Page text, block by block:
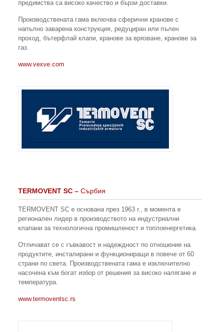
предимства са високо качество и бързи доставки.
Производствената гама включва сферични кранове с
напълно заварена конструкция, редуциран или пълен
проход, бътерфлай клапи, кранове за врязване, кранове за
газ.
www.vexve.com
TERMOVENT SC –Сърбия
TERMOVENT SC е основана през 1963 г., в момента е
регионален лидер в производството на индустриални
клапани за технологична промишленост и топлоенергетика.
Отличават се с гъвкавост и надеждност по отношение на
продуктите, инсталирани и функциониращи в повече от 60
страни по света. Производствената гама е изключително
насочена към богат избор от решения за високо налягане и
температура.
www.termoventsc.rs